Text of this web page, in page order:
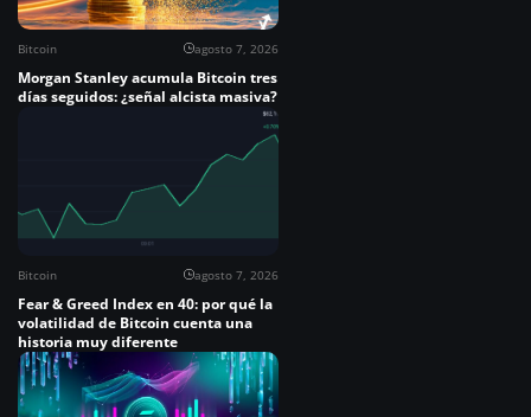
Bitcoin agosto 7, 2026
Morgan Stanley acumula Bitcoin tres
días seguidos: ¿señal alcista masiva?
Bitcoin agosto 7, 2026
Fear & Greed Index en 40: por qué la
volatilidad de Bitcoin cuenta una
historia muy diferente